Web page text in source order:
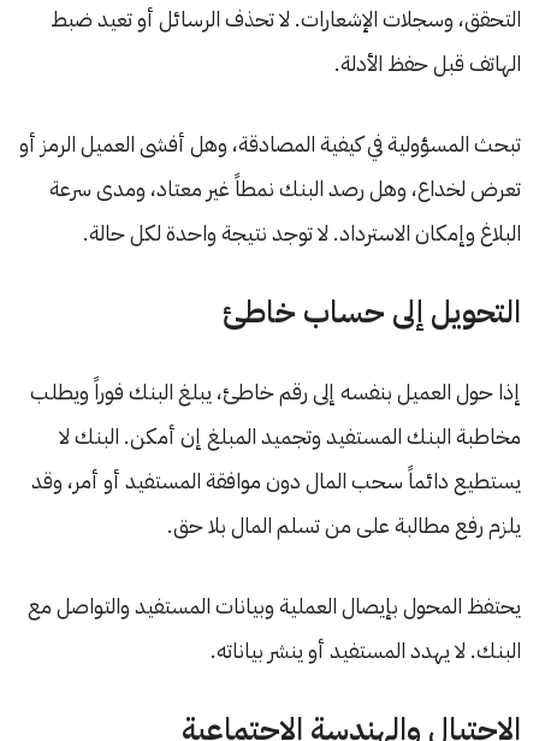
التحقق، وسجلات الإشعارات. لا تحذف الرسائل أو تعيد ضبط
الهاتف قبل حفظ الأدلة.
تبحث المسؤولية في كيفية المصادقة، وهل أفشى العميل الرمز أو
تعرض لخداع، وهل رصد البنك نمطاً غير معتاد، ومدى سرعة
البلاغ وإمكان الاسترداد. لا توجد نتيجة واحدة لكل حالة.
التحويل إلى حساب خاطئ
إذا حول العميل بنفسه إلى رقم خاطئ، يبلغ البنك فوراً ويطلب
مخاطبة البنك المستفيد وتجميد المبلغ إن أمكن. البنك لا
يستطيع دائماً سحب المال دون موافقة المستفيد أو أمر، وقد
يلزم رفع مطالبة على من تسلم المال بلا حق.
يحتفظ المحول بإيصال العملية وبيانات المستفيد والتواصل مع
البنك. لا يهدد المستفيد أو ينشر بياناته.
الاحتيال والهندسة الاجتماعية